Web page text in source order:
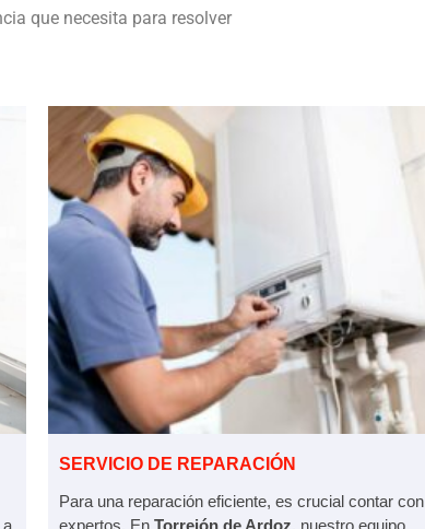
que necesita para resolver
a
SERVICIO DE REPARACIÓN
Para una reparación eficiente, es crucial contar con
expertos. En Torrejón de Ardoz, nuestro equipo